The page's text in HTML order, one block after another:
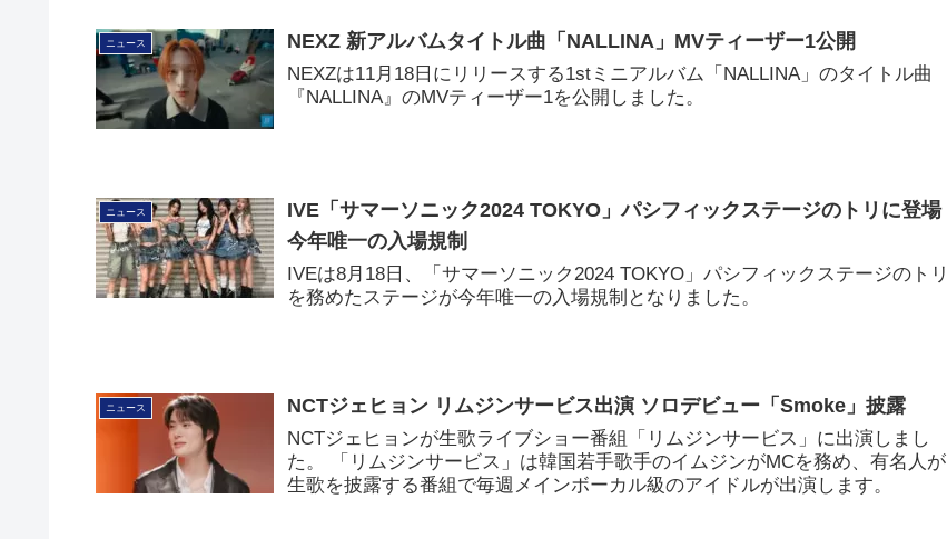
ニュース NEXZ 新アルバムタイトル曲「NALLINA」MVティーザー1公開
NEXZは11月18日にリリースする1stミニアルバム「NALLINA」のタイトル曲
『NALLINA』のMVティーザー1を公開しました。
ニュース
IVE「サマーソニック2024 TOKYO」パシフィックステージのトリに登場
今年唯一の入場規制
IVEは8月18日、「サマーソニック2024 TOKYO」パシフィックステージのトリ
を務めたステージが今年唯一の入場規制となりました。
ニュース NCTジェヒョン リムジンサービス出演 ソロデビュー「Smoke」披露
NCTジェヒョンが生歌ライブショー番組「リムジンサービス」に出演しまし
た。 「リムジンサービス」は韓国若手歌手のイムジンがMCを務め、有名人が
生歌を披露する番組で毎週メインボーカル級のアイドルが出演します。